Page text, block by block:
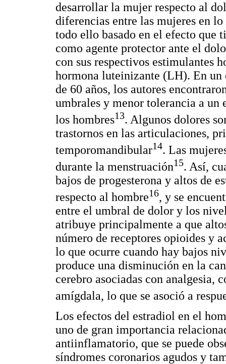
desarrollar la mujer respecto al
diferencias entre las mujeres en
todo ello basado en el efecto que
como agente protector ante el
con sus respectivos estimulantes
hormona luteinizante (LH). En un
de 60 años, los autores
umbrales y menor tolerancia a
los hombres13. Algunos dolores
trastornos en las articulaciones,
temporomandibular14. Las
durante la menstruación15. Así,
bajos de progesterona y altos de
respecto al hombre16, y se
entre el umbral de dolor y los
atribuye principalmente a que
número de receptores opioides y
lo que ocurre cuando hay bajos
produce una disminución en la
cerebro asociadas con analgesia,
amígdala, lo que se asoció a
Los efectos del estradiol en el
uno de gran importancia
antiinflamatorio, que se puede
síndromes coronarios agudos y